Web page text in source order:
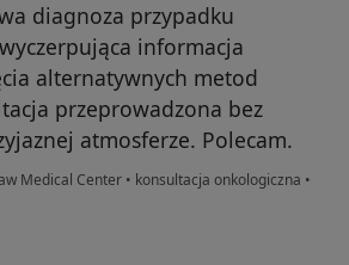
diagnoza przypadku
informacja
alternatywnych metod
przeprowadzona bez
atmosferze. Polecam.
Medical Center • konsultacja onkologiczna •